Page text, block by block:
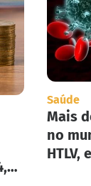
Saúde
Mais
no
HTLV,